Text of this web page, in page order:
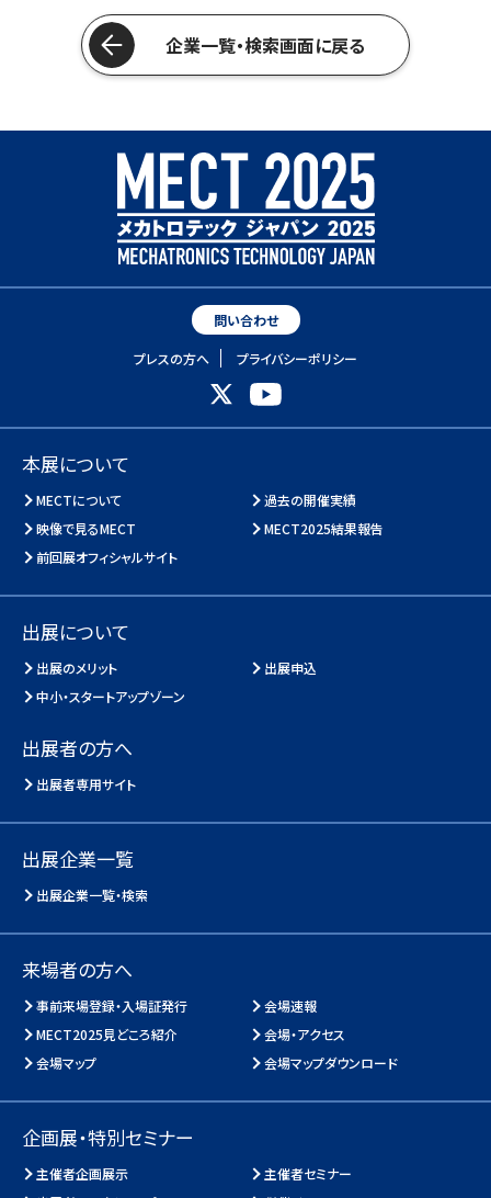
企業一覧・検索画面に戻る
問い合わせ
プレスの方へ プライバシーポリシー
本展について
MECTについて
過去の開催実績
映像で見るMECT
MECT2025結果報告
前回展オフィシャルサイト
出展について
出展のメリット
出展申込
中小・スタートアップゾーン
出展者の方へ
出展者専用サイト
出展企業一覧
出展企業一覧・検索
来場者の方へ
事前来場登録・入場証発行
会場速報
MECT2025見どころ紹介
会場・アクセス
会場マップ
会場マップダウンロード
企画展・特別セミナー
主催者企画展示
主催者セミナー